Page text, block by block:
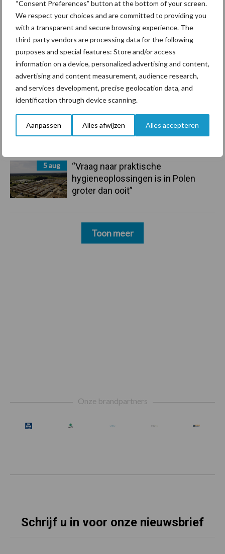
“Consent Preferences” button at the bottom of your screen.
We respect your choices and are committed to providing you
with a transparent and secure browsing experience. The
third-party vendors are processing data for the following
purposes and special features: Store and/or access
information on a device, personalized advertising and content,
advertising and content measurement, audience research,
and services development, precise geolocation data, and
identification through device scanning.
Aanpassen Alles afwijzen Alles accepteren
7 aug
De speenhuid: een vaak
onderschatte risicofactor voor
mastitis
6 aug
ForFarmers ziet volume en
marktaandeel groeien in krimpende
Nederlandse markt
6 aug
Tien praktische tips voor een
langere levensduur
5 aug
“Vraag naar praktische
hygieneoplossingen is in Polen
groter dan ooit”
Toon meer
Onze brandpartners
Schrijf u in voor onze nieuwsbrief